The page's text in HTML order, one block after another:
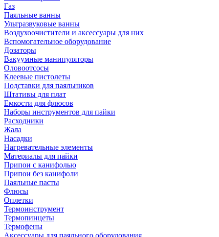
Газ
Паяльные ванны
Ультразвуковые ванны
Воздухоочистители и аксессуары для них
Вспомогательное оборудование
Дозаторы
Вакуумные манипуляторы
Оловоотсосы
Клеевые пистолеты
Подставки для паяльников
Штативы для плат
Емкости для флюсов
Наборы инструментов для пайки
Расходники
Жала
Насадки
Нагревательные элементы
Материалы для пайки
Припои с канифолью
Припои без канифоли
Паяльные пасты
Флюсы
Оплетки
Термоинструмент
Термопинцеты
Термофены
Аксессуары для паяльного оборудования